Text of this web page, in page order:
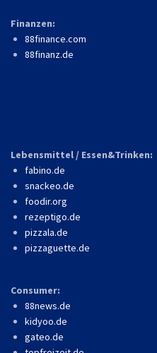
Finanzen:
88finance.com
88finanz.de
Lebensmittel / Essen&Trinken:
fabino.de
snackeo.de
foodir.org
rezeptigo.de
pizzala.de
pizzaguette.de
Consumer:
88news.de
kidyoo.de
gateo.de